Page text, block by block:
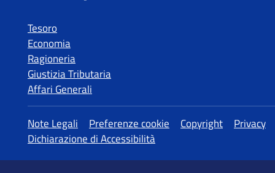
Tesoro
Economia
Ragioneria
Giustizia Tributaria
Affari Generali